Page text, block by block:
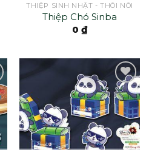
THIỆP SINH NHẬT - THÔI NÔI
Thiệp Chó Sinba
0 ₫